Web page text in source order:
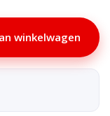
winkelwagen